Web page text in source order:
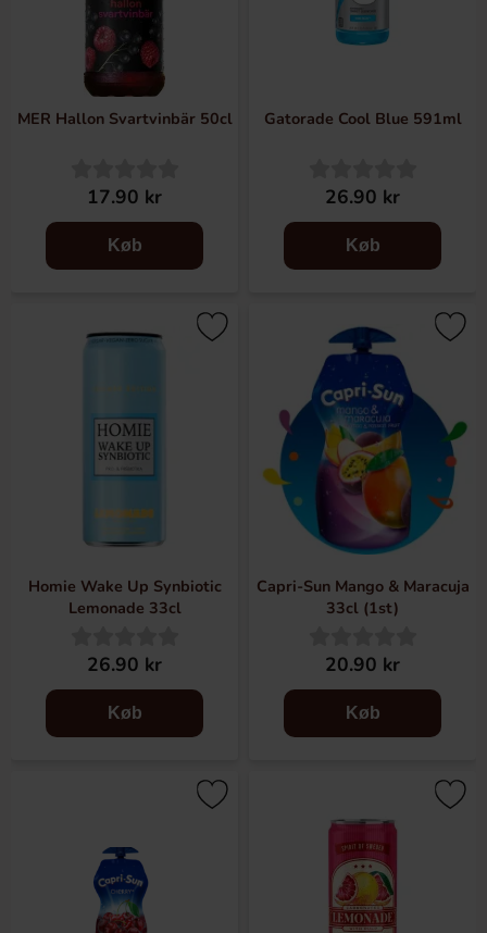
MER Hallon Svartvinbär 50cl
17.90 kr
Køb
Gatorade Cool Blue 591ml
26.90 kr
Køb
Homie Wake Up Synbiotic
Lemonade 33cl
26.90 kr
Køb
Capri-Sun Mango & Maracuja
33cl (1st)
20.90 kr
Køb